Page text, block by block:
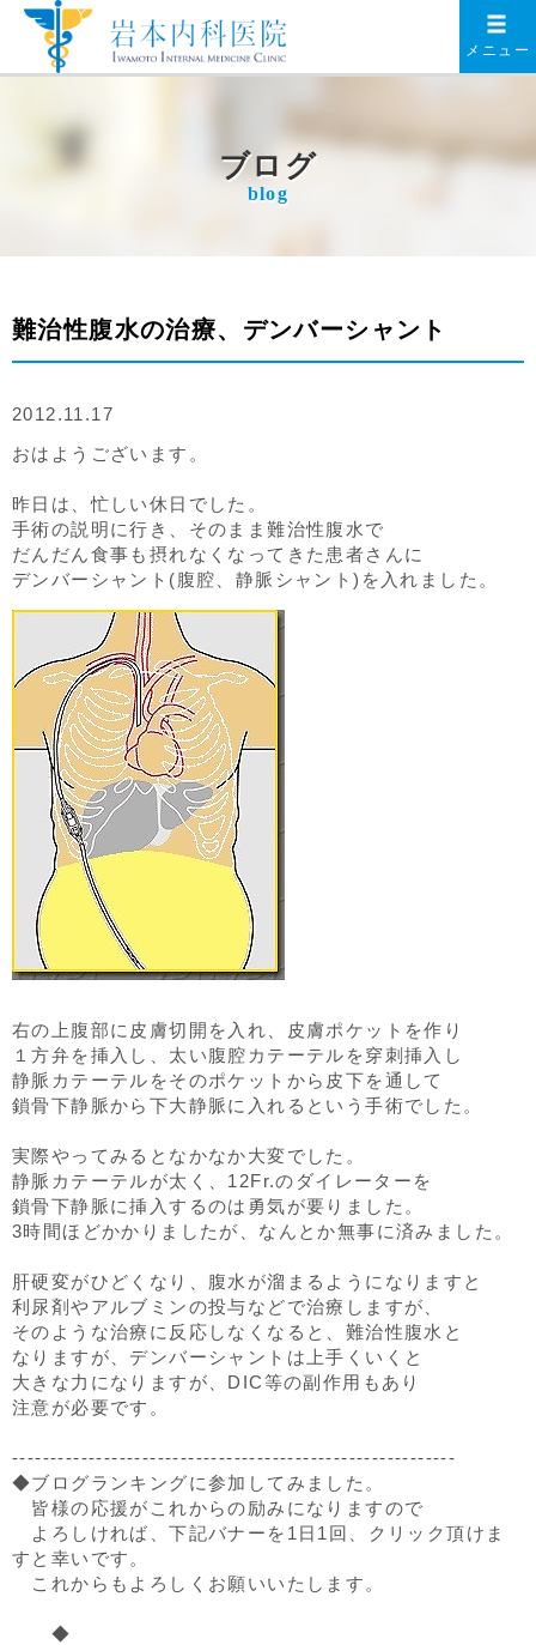
メニュー
ブログ
blog
難治性腹水の治療、デンバーシャント
2012.11.17
おはようございます。
昨日は、忙しい休日でした。
手術の説明に行き、そのまま難治性腹水で
だんだん食事も摂れなくなってきた患者さんに
デンバーシャント(腹腔、静脈シャント)を入れました。
右の上腹部に皮膚切開を入れ、皮膚ポケットを作り
１方弁を挿入し、太い腹腔カテーテルを穿刺挿入し
静脈カテーテルをそのポケットから皮下を通して
鎖骨下静脈から下大静脈に入れるという手術でした。
実際やってみるとなかなか大変でした。
静脈カテーテルが太く、12Fr.のダイレーターを
鎖骨下静脈に挿入するのは勇気が要りました。
3時間ほどかかりましたが、なんとか無事に済みました。
肝硬変がひどくなり、腹水が溜まるようになりますと
利尿剤やアルブミンの投与などで治療しますが、
そのような治療に反応しなくなると、難治性腹水と
なりますが、デンバーシャントは上手くいくと
大きな力になりますが、DIC等の副作用もあり
注意が必要です。
----------------------------------------------------------
◆ブログランキングに参加してみました。
皆様の応援がこれからの励みになりますので
よろしければ、下記バナーを1日1回、クリック頂けま
すと幸いです。
これからもよろしくお願いいたします。
◆